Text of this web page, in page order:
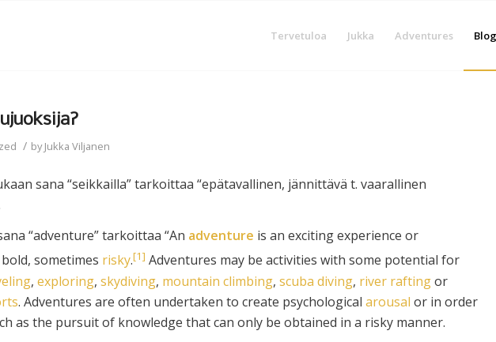
Tervetuloa Jukka Adventures
/ byJukka Viljanen
sana “seikkailla” tarkoittaa “epätavallinen, jännittävä t. vaarallinen
“adventure” tarkoittaa “An adventure is an exciting experience or
sometimes risky.[1] Adventures may be activities with some potential for
, exploring, skydiving, mountain climbing, scuba diving, river raftingor
. Adventures are often undertaken to create psychological arousal or in order
as the pursuit of knowledge that can only be obtained in a risky manner.